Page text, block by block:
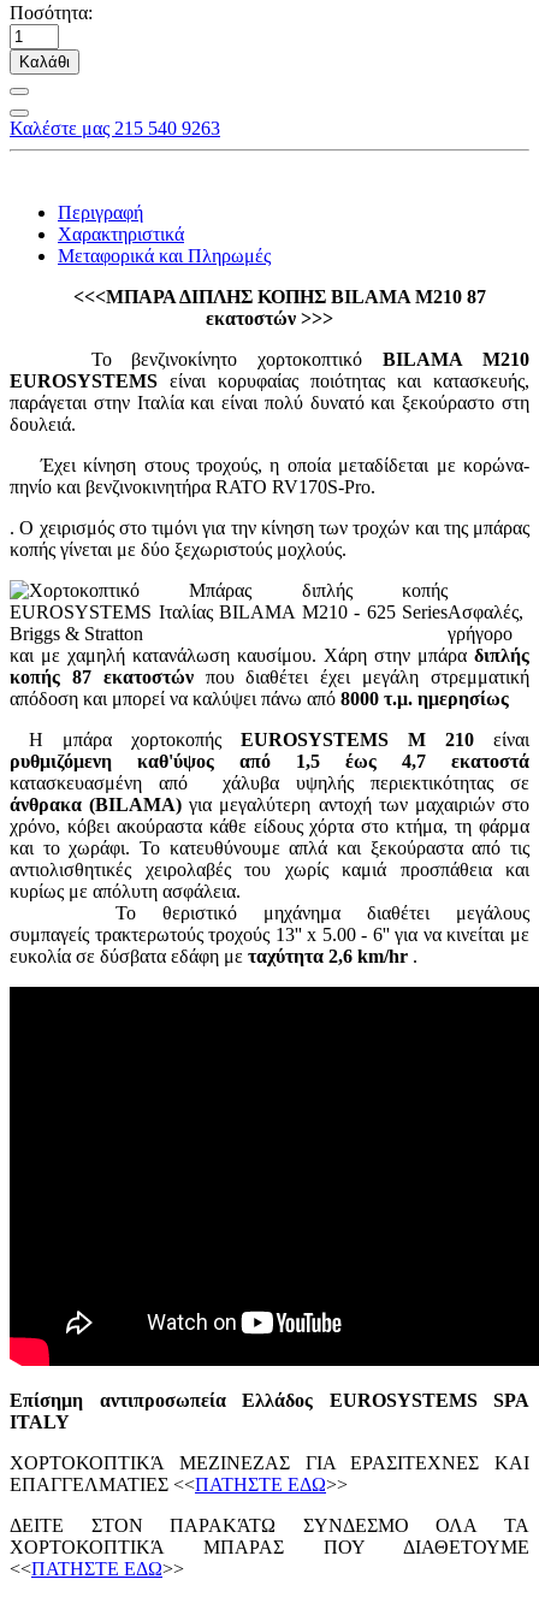
Ποσότητα:
Καλάθι
Καλέστε μας 215 540 9263
Περιγραφή
Χαρακτηριστικά
Μεταφορικά και Πληρωμές
<<<ΜΠΑΡΑ ΔΙΠΛΗΣ ΚΟΠΗΣ BILAMA M210 87
εκατοστών >>>
Το βενζινοκίνητο χορτοκοπτικόBILAMA Μ210
EUROSYSTEMS είναι κορυφαίας ποιότητας και κατασκευής,
παράγεται στην Ιταλία και είναι πολύ δυνατό και ξεκούραστο στη
δουλειά.
Έχει κίνηση στους τροχούς, η οποία μεταδίδεται με κορώνα-
πηνίο και βενζινοκινητήρα RATO RV170S-Pro.
. Ο χειρισμός στο τιμόνι για την κίνηση των τροχών και της μπάρας
κοπής γίνεται με δύο ξεχωριστούς μοχλούς.
Ασφαλές,
γρήγορο
και με χαμηλή κατανάλωση καυσίμου. Χάρη στην μπάρα διπλής
κοπής 87 εκατοστώνπου διαθέτει έχει μεγάλη στρεμματική
απόδοση και μπορεί να καλύψει πάνω από 8000 τ.μ. ημερησίως
Η μπάρα χορτοκοπής EUROSYSTEMS M 210 είναι
ρυθμιζόμενη καθ'ύψος από 1,5 έως 4,7 εκατοστά
κατασκευασμένη από χάλυβα υψηλής περιεκτικότητας σε
άνθρακα (BILAMA) για μεγαλύτερη αντοχή των μαχαιριών στο
χρόνο, κόβει ακούραστα κάθε είδους χόρτα στο κτήμα, τη φάρμα
και το χωράφι. Το κατευθύνουμε απλά και ξεκούραστα από τις
αντιολισθητικές χειρολαβές του χωρίς καμιά προσπάθεια και
κυρίως με απόλυτη ασφάλεια.
Το θεριστικό μηχάνημα διαθέτει μεγάλους
συμπαγείς τρακτερωτούς τροχούς 13'' x 5.00 - 6'' για να κινείται με
ευκολία σε δύσβατα εδάφη με ταχύτητα 2,6 km/hr .
Επίσημη αντιπροσωπεία Ελλάδος EUROSYSTEMS SPA
ITALY
ΧΟΡΤΟΚΟΠΤΙΚΆ ΜΕΖΙΝΕΖΑΣ ΓΙΑ ΕΡΑΣΙΤΕΧΝΕΣ ΚΑΙ
ΕΠΑΓΓΕΛΜΑΤΙΕΣ <<ΠΑΤΗΣΤΕ ΕΔΩ>>
ΔΕΙΤΕ ΣΤΟΝ ΠΑΡΑΚΆΤΩ ΣΥΝΔΕΣΜΟ ΟΛΑ ΤΑ
ΧΟΡΤΟΚΟΠΤΙΚΆ ΜΠΑΡΑΣ ΠΟΥ ΔΙΑΘΕΤΟΥΜΕ
<<ΠΑΤΗΣΤΕ ΕΔΩ>>